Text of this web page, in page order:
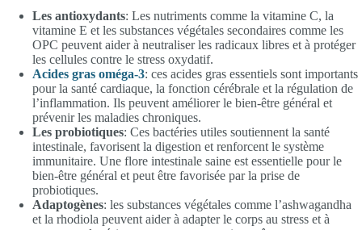
Les antioxydants: Les nutriments comme la vitamine C, la
vitamine E et les substances végétales secondaires comme les
OPC peuvent aider à neutraliser les radicaux libres et à protéger
les cellules contre le stress oxydatif.
Acides gras oméga-3: ces acides gras essentiels sont importants
pour la santé cardiaque, la fonction cérébrale et la régulation de
l’inflammation. Ils peuvent améliorer le bien-être général et
prévenir les maladies chroniques.
Les probiotiques: Ces bactéries utiles soutiennent la santé
intestinale, favorisent la digestion et renforcent le système
immunitaire. Une flore intestinale saine est essentielle pour le
bien-être général et peut être favorisée par la prise de
probiotiques.
Adaptogènes: les substances végétales comme l’ashwagandha
et la rhodiola peuvent aider à adapter le corps au stress et à